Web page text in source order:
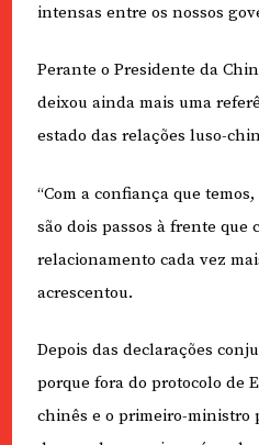
intensas entre os nossos
Perante o Presidente da
deixou ainda mais uma
estado das relações luso-
“Com a confiança que
são dois passos à frente que
relacionamento cada vez
acrescentou.
Depois das declarações
porque fora do protocolo de
chinês e o primeiro-ministro